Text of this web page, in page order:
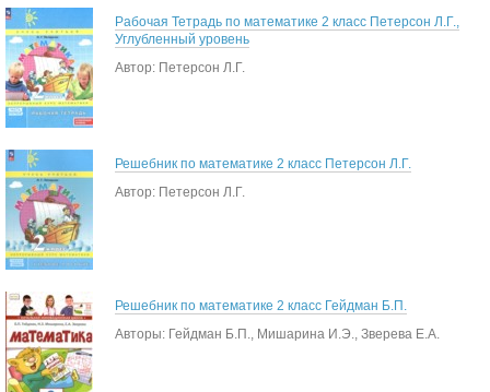
Рабочая Тетрадь по математике 2 класс Петерсон Л.Г.,
Углубленный уровень
Автор: Петерсон Л.Г.
Решебник по математике 2 класс Петерсон Л.Г.
Автор: Петерсон Л.Г.
Решебник по математике 2 класс Гейдман Б.П.
Авторы: Гейдман Б.П., Мишарина И.Э., Зверева Е.А.